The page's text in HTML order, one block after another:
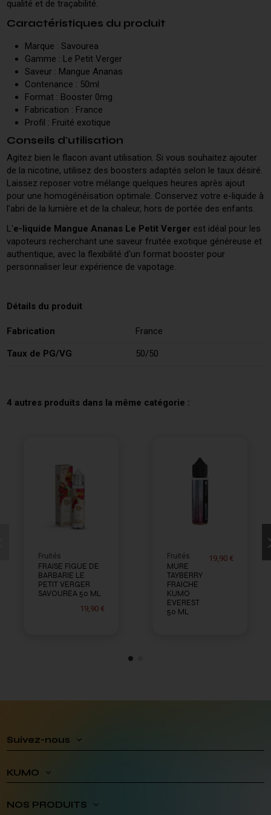
qualité et de traçabilité.
Caractéristiques du produit
Marque : Savourea
Gamme : Le Petit Verger
Saveur : Mangue Ananas
Contenance : 50ml
Format : Booster 0mg
Fabrication : France
Profil : Fruité exotique
Conseils d'utilisation
Agitez bien le flacon avant utilisation. Si vous souhaitez ajouter
de la nicotine, utilisez des boosters adaptés selon le taux désiré.
Laissez reposer votre mélange quelques heures après ajout
pour une homogénéisation optimale. Conservez votre e-liquide à
l'abri de la lumière et de la chaleur, hors de portée des enfants.
L'e-liquide Mangue Ananas Le Petit Verger est idéal pour les
vapoteurs recherchant une saveur fruitée exotique généreuse et
authentique, avec la flexibilité d'un format booster pour
personnaliser leur expérience de vapotage.
Détails du produit
Fabrication France
Taux de PG/VG 50/50
4 autres produits dans la même catégorie :
Fruités
FRAISE FIGUE DE
BARBARIE LE
PETIT VERGER
SAVOUREA 50 ML
19,90 €
Fruités
MURE
TAYBERRY
FRAICHE
KUMO
EVEREST
50 ML
19,90 €
Suivez-nous
KUMO
NOS PRODUITS